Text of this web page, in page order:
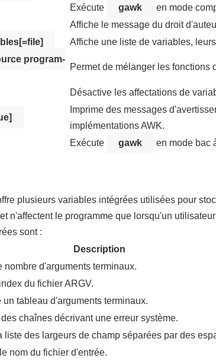
Exécute gawk
en mode
Affiche le message du droit
Affiche une liste de variables,
program-
Permet de mélanger les fonctions
Désactive les affectations de
Imprime des messages
implémentations AWK.
Exécute gawk en mode bac
plusieurs variables intégrées utilisées pour
n'affectent le programme que lorsqu'un
sont :
Description
nombre d'arguments terminaux.
du fichier ARGV.
un tableau d'arguments terminaux.
chaînes décrivant une erreur système.
liste des largeurs de champ séparées par des
nom du fichier d'entrée.